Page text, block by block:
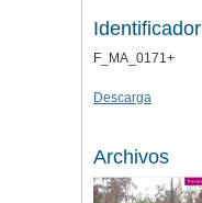
Identificador
F_MA_0171+
Descarga
Archivos